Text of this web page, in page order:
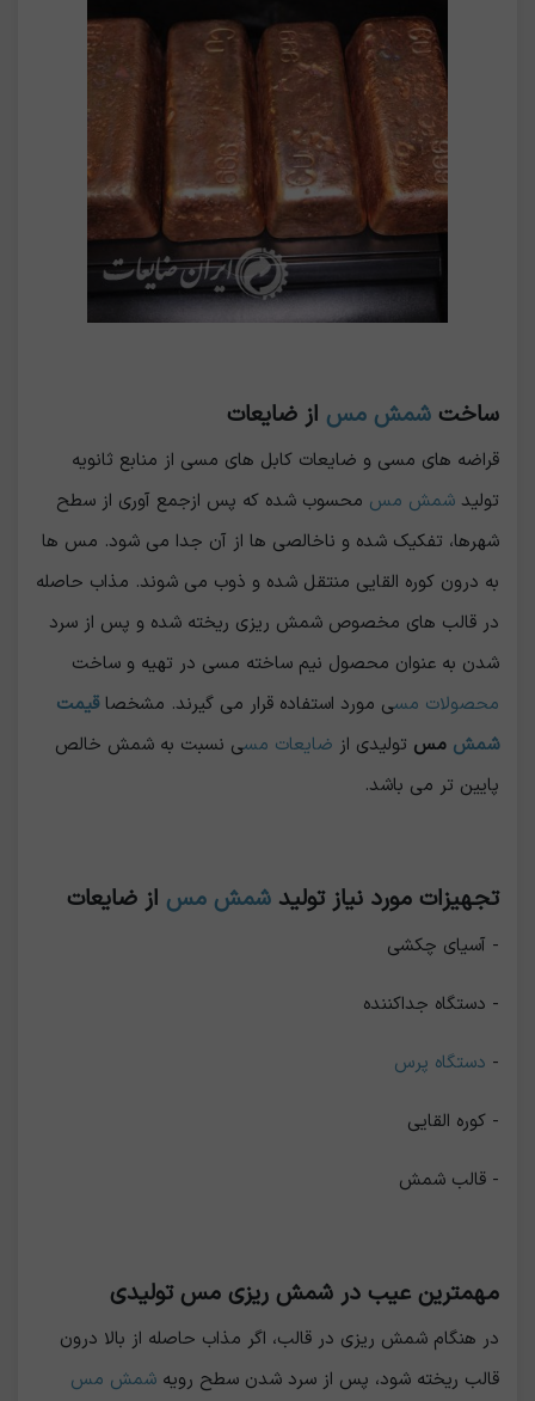
ساخت شمش مس از ضایعات
قراضه های مسی و ضایعات کابل های مسی از منابع ثانویه
تولید شمش مس محسوب شده که پس ازجمع آوری از سطح
شهرها، تفکیک شده و ناخالصی ها از آن جدا می شود. مس ها
به درون کوره القایی منتقل شده و ذوب می شوند. مذاب حاصله
در قالب های مخصوص شمش ریزی ریخته شده و پس از سرد
شدن به عنوان محصول نیم ساخته مسی در تهیه و ساخت
محصولات مسی مورد استفاده قرار می گیرند. مشخصاقیمت
شمش مس تولیدی از ضایعات مسی نسبت به شمش خالص
پایین تر می باشد.
تجهیزات مورد نیاز تولید شمش مس از ضایعات
- آسیای چکشی
- دستگاه جداکننده
- دستگاه پرس
- کوره القایی
- قالب شمش
مهمترین عیب در شمش ریزی مس تولیدی
در هنگام شمش ریزی در قالب، اگر مذاب حاصله از بالا درون
قالب ریخته شود، پس از سرد شدن سطح رویه شمش مس